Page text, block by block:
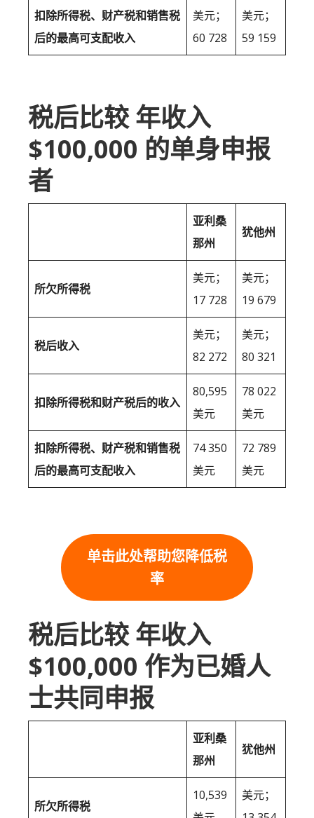
扣除所得税、财产税和销售税
后的最高可支配收入
美元；
60 728
美元；
59 159
税后比较 年收入
$100,000 的单身申报
者
亚利桑
那州
犹他州
所欠所得税
美元；
17 728
美元；
19 679
税后收入
美元；
82 272
美元；
80 321
扣除所得税和财产税后的收入
80,595
美元
78 022
美元
扣除所得税、财产税和销售税
后的最高可支配收入
74 350
美元
72 789
美元
单击此处帮助您降低税
率
税后比较 年收入
$100,000 作为已婚人
士共同申报
亚利桑
那州
犹他州
所欠所得税
10,539
美元；